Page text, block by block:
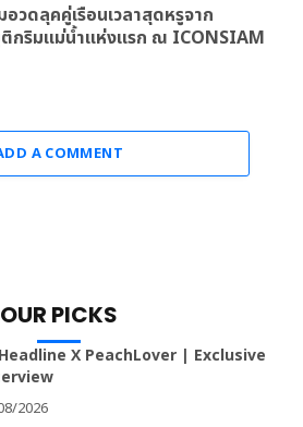
วดลุคคู่เรือนเวลาสุดหรูจาก
ติกริมแม่น้ำแห่งแรก ณ ICONSIAM
A COMMENT
OUR PICKS
X PeachLover | Exclusive
2026